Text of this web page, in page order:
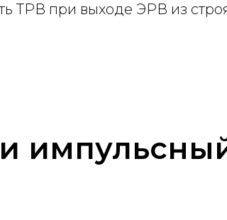
ТРВ при выходе ЭРВ из